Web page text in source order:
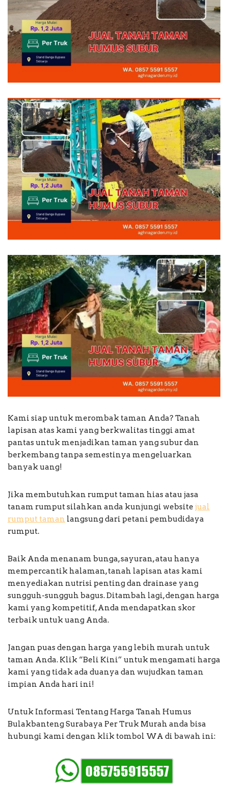
Kami siap untuk merombak taman Anda? Tanah
lapisan atas kami yang berkwalitas tinggi amat
pantas untuk menjadikan taman yang subur dan
berkembang tanpa semestinya mengeluarkan
banyak uang!
Jika membutuhkan rumput taman hias atau jasa
tanam rumput silahkan anda kunjungi website jual
rumput taman langsung dari petani pembudidaya
rumput.
Baik Anda menanam bunga, sayuran, atau hanya
mempercantik halaman, tanah lapisan atas kami
menyediakan nutrisi penting dan drainase yang
sungguh-sungguh bagus. Ditambah lagi, dengan harga
kami yang kompetitif, Anda mendapatkan skor
terbaik untuk uang Anda.
Jangan puas dengan harga yang lebih murah untuk
taman Anda. Klik “Beli Kini” untuk mengamati harga
kami yang tidak ada duanya dan wujudkan taman
impian Anda hari ini!
Untuk Informasi Tentang Harga Tanah Humus
Bulakbanteng Surabaya Per Truk Murah anda bisa
hubungi kami dengan klik tombol WA di bawah ini: